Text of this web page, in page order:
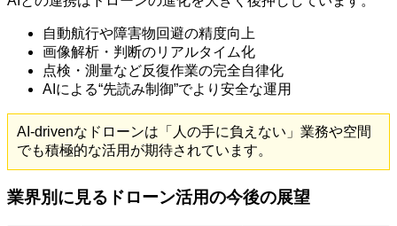
自動航行や障害物回避の精度向上
画像解析・判断のリアルタイム化
点検・測量など反復作業の完全自律化
AIによる“先読み制御”でより安全な運用
AI-drivenなドローンは「人の手に負えない」業務や空間
でも積極的な活用が期待されています。
業界別に見るドローン活用の今後の展望